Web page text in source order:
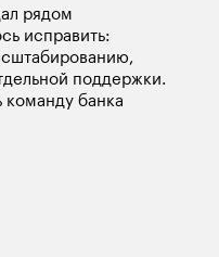
рядом
исправить:
поддержки.
банка